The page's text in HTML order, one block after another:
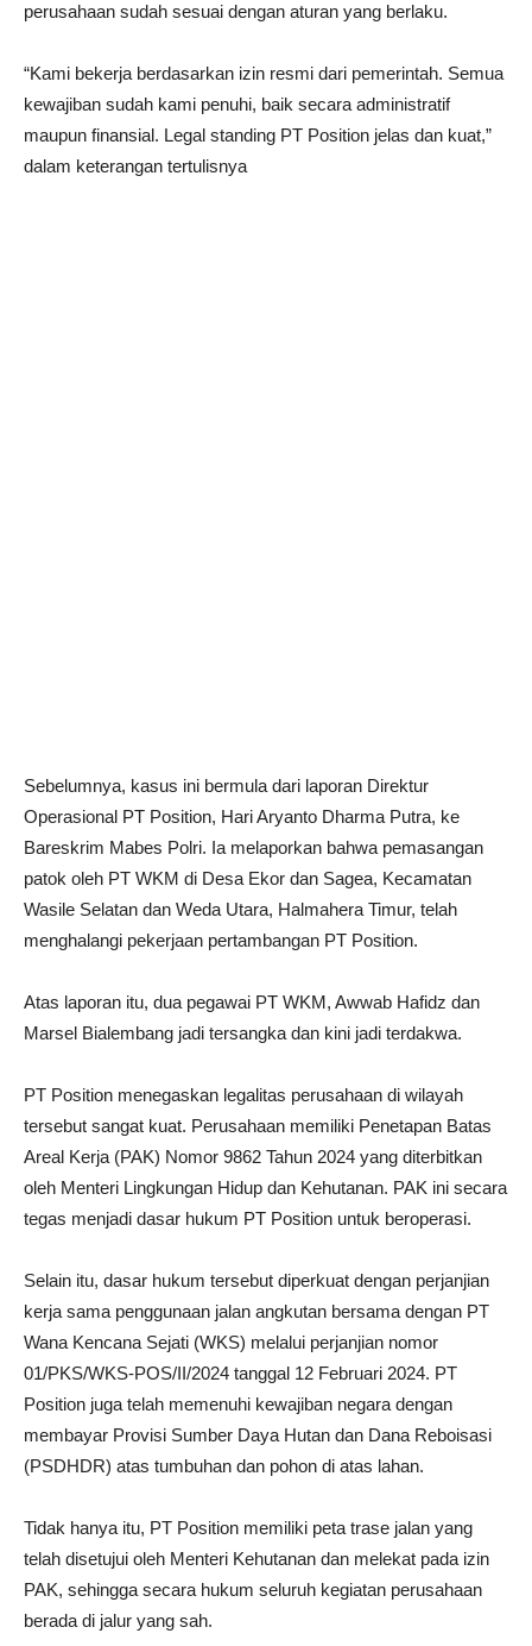
perusahaan sudah sesuai dengan aturan yang berlaku.
“Kami bekerja berdasarkan izin resmi dari pemerintah. Semua
kewajiban sudah kami penuhi, baik secara administratif
maupun finansial. Legal standing PT Position jelas dan kuat,”
dalam keterangan tertulisnya
Sebelumnya, kasus ini bermula dari laporan Direktur
Operasional PT Position, Hari Aryanto Dharma Putra, ke
Bareskrim Mabes Polri. Ia melaporkan bahwa pemasangan
patok oleh PT WKM di Desa Ekor dan Sagea, Kecamatan
Wasile Selatan dan Weda Utara, Halmahera Timur, telah
menghalangi pekerjaan pertambangan PT Position.
Atas laporan itu, dua pegawai PT WKM, Awwab Hafidz dan
Marsel Bialembang jadi tersangka dan kini jadi terdakwa.
PT Position menegaskan legalitas perusahaan di wilayah
tersebut sangat kuat. Perusahaan memiliki Penetapan Batas
Areal Kerja (PAK) Nomor 9862 Tahun 2024 yang diterbitkan
oleh Menteri Lingkungan Hidup dan Kehutanan. PAK ini secara
tegas menjadi dasar hukum PT Position untuk beroperasi.
Selain itu, dasar hukum tersebut diperkuat dengan perjanjian
kerja sama penggunaan jalan angkutan bersama dengan PT
Wana Kencana Sejati (WKS) melalui perjanjian nomor
01/PKS/WKS-POS/II/2024 tanggal 12 Februari 2024. PT
Position juga telah memenuhi kewajiban negara dengan
membayar Provisi Sumber Daya Hutan dan Dana Reboisasi
(PSDHDR) atas tumbuhan dan pohon di atas lahan.
Tidak hanya itu, PT Position memiliki peta trase jalan yang
telah disetujui oleh Menteri Kehutanan dan melekat pada izin
PAK, sehingga secara hukum seluruh kegiatan perusahaan
berada di jalur yang sah.